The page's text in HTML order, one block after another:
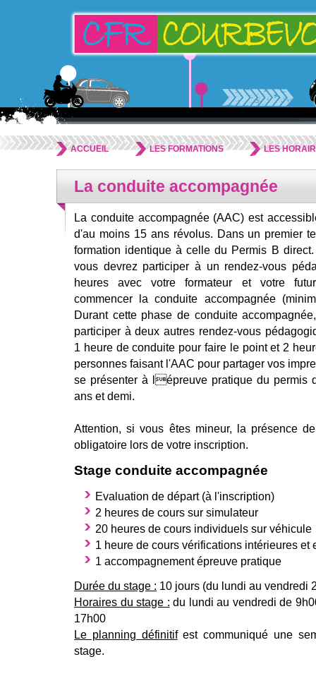
ACCUEIL LES FORMATIONS LES
La conduite accompagnée
La conduite accompagnée (AAC) est
d'au moins 15 ans révolus. Dans un premier
formation identique à celle du Permis B
vous devrez participer à un rendez-vous
heures avec votre formateur et votre
commencer la conduite accompagnée
Durant cette phase de conduite
participer à deux autres rendez-vous
1 heure de conduite pour faire le point et 2
personnes faisant l'AAC pour partager vos
se présenter à lépreuve pratique du permis
ans et demi.
Attention, si vous êtes mineur, la présence
obligatoire lors de votre inscription.
Stage conduite accompagnée
Evaluation de départ (à l'inscription)
2 heures de cours sur simulateur
20 heures de cours individuels sur véhicule
1 heure de cours vérifications intérieures et
1 accompagnement épreuve pratique
Durée du stage : 10 jours (du lundi au vendredi
Horaires du stage : du lundi au vendredi de
17h00
Le planning définitifest communiqué une
stage.